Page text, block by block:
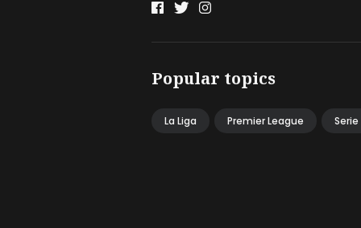
Popular topics
La Liga Premier League Serie